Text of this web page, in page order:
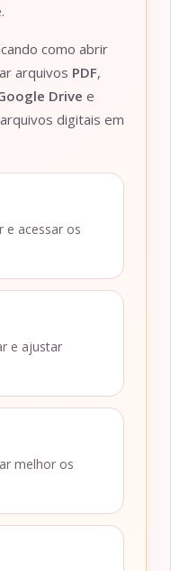
como abrir
arquivos PDF,
Drive e
digitais em
e acessar os
e ajustar
melhor os